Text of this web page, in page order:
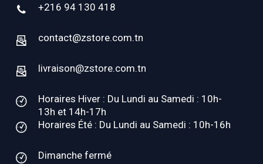
+216 94 130 418
contact@zstore.com.tn
livraison@zstore.com.tn
Horaires Hiver : Du Lundi au Samedi : 10h-
13h et 14h-17h
Horaires Été : Du Lundi au Samedi : 10h-16h
Dimanche fermé